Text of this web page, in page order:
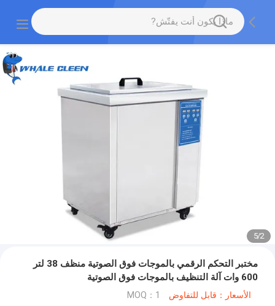
2
/
5
مختبر التحكم الرقمي بالموجات فوق الصوتية منظف 38 لتر
600 وات آلة التنظيف بالموجات فوق الصوتية
الأسعار：قابل للتفاوض MOQ：1